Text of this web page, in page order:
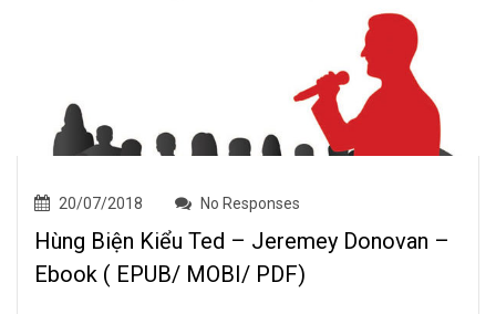
20/07/2018 No Responses
Hùng Biện Kiểu Ted – Jeremey Donovan –
Ebook ( EPUB/ MOBI/ PDF)